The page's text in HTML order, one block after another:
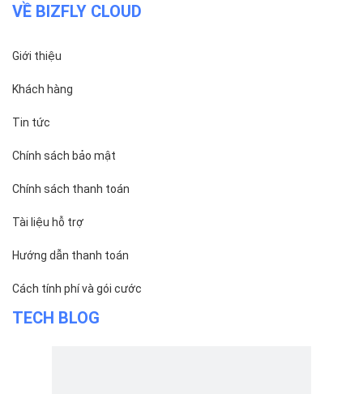
VỀ BIZFLY CLOUD
Giới thiệu
Khách hàng
Tin tức
Chính sách bảo mật
Chính sách thanh toán
Tài liệu hỗ trợ
Hướng dẫn thanh toán
Cách tính phí và gói cước
TECH BLOG